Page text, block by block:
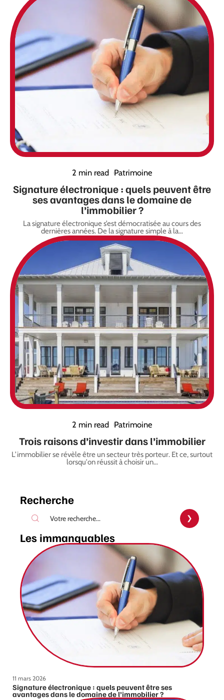
2 min read Patrimoine
Signature électronique : quels peuvent être
ses avantages dans le domaine de
l’immobilier ?
La signature électronique s’est démocratisée au cours des
dernières années. De la signature simple à la…
2 min read Patrimoine
Trois raisons d’investir dans l’immobilier
L’immobilier se révèle être un secteur très porteur. Et ce, surtout
lorsqu'on réussit à choisir un…
Recherche
Les immanquables
11 mars 2026
Signature électronique : quels peuvent être ses
avantages dans le domaine de l’immobilier ?